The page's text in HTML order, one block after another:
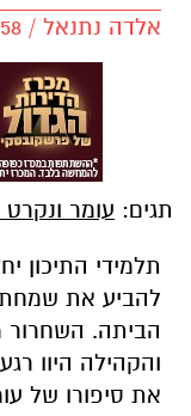
אלדה נתנאל / 14:58 04.03.25
תגים: עומר
תלמידי התיכון
להביע את
הביתה.
והקהילה היוו
את סיפורו של